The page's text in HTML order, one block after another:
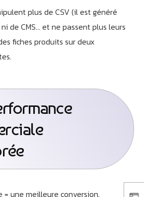
plus de CSV (il est généré
de CMS… et ne passent plus leurs
fiches produits sur deux
= une meilleure conversion.